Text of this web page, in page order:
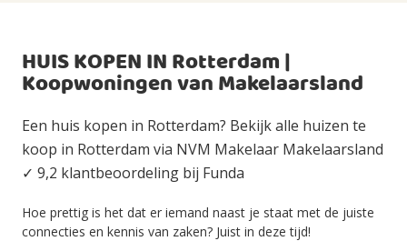
HUIS KOPEN IN Rotterdam |
Koopwoningen van Makelaarsland
Een huis kopen in Rotterdam? Bekijk alle huizen te
koop in Rotterdam via NVM Makelaar Makelaarsland
✓ 9,2 klantbeoordeling bij Funda
Hoe prettig is het dat er iemand naast je staat met de juiste
connecties en kennis van zaken? Juist in deze tijd!